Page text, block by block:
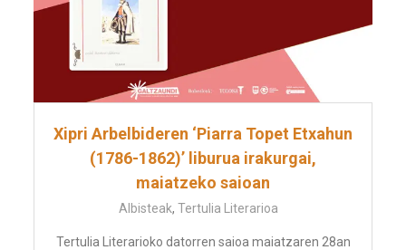
Xipri Arbelbideren ‘Piarra Topet Etxahun
(1786-1862)’ liburua irakurgai,
maiatzeko saioan
Albisteak, Tertulia Literarioa
Tertulia Literarioko datorren saioa maiatzaren 28an